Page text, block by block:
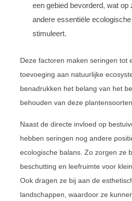
een gebied bevorderd, wat op
andere essentiële
stimuleert.
Deze factoren maken seringen tot
toevoeging aan natuurlijke
benadrukken het belang van het
behouden van deze plantensoorten.
Naast de directe invloed op
hebben seringen nog andere
ecologische balans. Zo zorgen ze
beschutting en leefruimte voor
Ook dragen ze bij aan de
landschappen, waardoor ze